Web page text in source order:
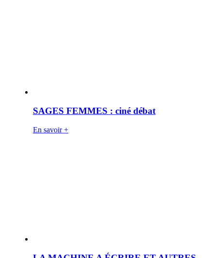
SAGES FEMMES : ciné débat
En savoir +